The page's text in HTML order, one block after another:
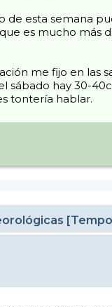
de esta semana
es mucho más
me fijo en las
sábado hay 30-
tontería hablar.